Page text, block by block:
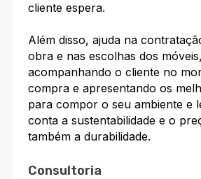
cliente espera.
Além disso, ajuda na
obra e nas escolhas dos móveis,
acompanhando o cliente no
compra e apresentando os
para compor o seu ambiente e
conta a sustentabilidade e o
também a durabilidade.
Consultoria